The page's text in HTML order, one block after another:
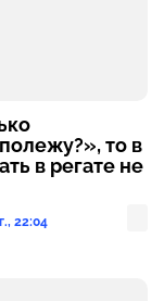
то в
в регате не
22:04